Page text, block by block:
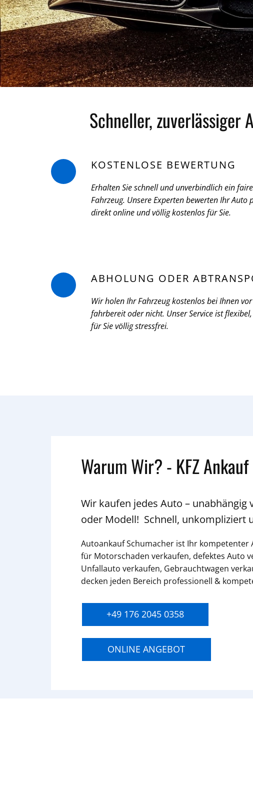
Schneller, zuverlässiger
KOSTENLOSE BEWERTUNG
Erhalten Sie schnell und unverbindlich ein
Fahrzeug. Unsere Experten bewerten Ihr Auto
direkt online und völlig kostenlos für Sie.
ABHOLUNG ODER
Wir holen Ihr Fahrzeug kostenlos bei Ihnen
fahrbereit oder nicht. Unser Service ist
für Sie völlig stressfrei.
Warum Wir? - KFZ Ankauf
Wir kaufen jedes Auto – unabhängig
oder Modell! Schnell, unkompliziert
Autoankauf Schumacher ist Ihr kompetenter
für Motorschaden verkaufen, defektes Auto
Unfallauto verkaufen, Gebrauchtwagen
decken jeden Bereich professionell &
+49 176 2045 0358
ONLINE ANGEBOT